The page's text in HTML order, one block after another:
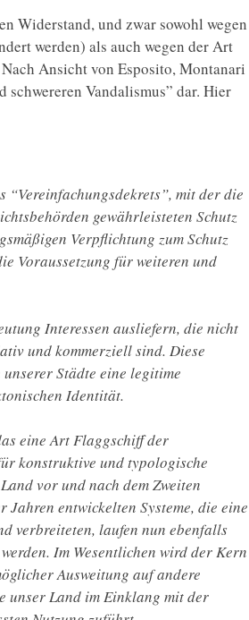
Widerstand, und zwar sowohl wegen
werden) als auch wegen der Art
Ansicht von Esposito, Montanari
Vandalismus” dar. Hier
mit der die
gewährleisteten Schutz
Verpflichtung zum Schutz
Voraussetzung für weiteren und
Interessen ausliefern, die nicht
und kommerziell sind. Diese
Städte eine legitime
Identität.
eine Art Flaggschiff der
konstruktive und typologische
vor und nach dem Zweiten
entwickelten Systeme, die eine
verbreiteten, laufen nun ebenfalls
Im Wesentlichen wird der Kern
Ausweitung auf andere
unser Land im Einklang mit der